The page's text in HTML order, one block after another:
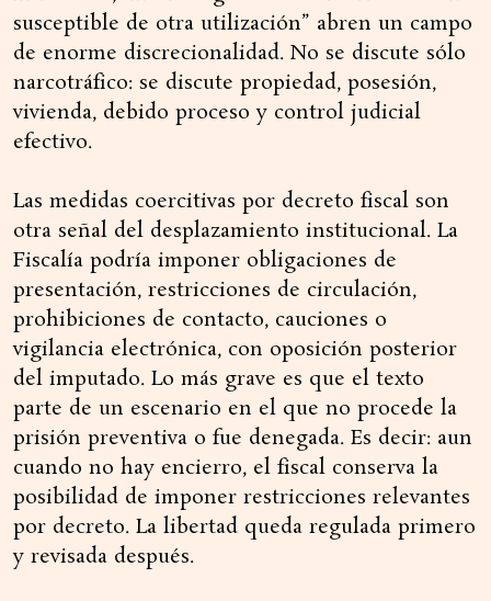
susceptible de otra utilización” abren un campo
de enorme discrecionalidad. No se discute sólo
narcotráfico: se discute propiedad, posesión,
vivienda, debido proceso y control judicial
efectivo.
Las medidas coercitivas por decreto fiscal son
otra señal del desplazamiento institucional. La
Fiscalía podría imponer obligaciones de
presentación, restricciones de circulación,
prohibiciones de contacto, cauciones o
vigilancia electrónica, con oposición posterior
del imputado. Lo más grave es que el texto
parte de un escenario en el que no procede la
prisión preventiva o fue denegada. Es decir: aun
cuando no hay encierro, el fiscal conserva la
posibilidad de imponer restricciones relevantes
por decreto. La libertad queda regulada primero
y revisada después.